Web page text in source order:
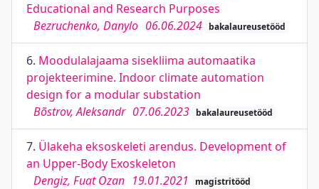
Educational and Research Purposes
Bezruchenko, Danylo 06.06.2024 bakalaureusetööd
6. Moodulalajaama sisekliima automaatika
projekteerimine. Indoor climate automation
design for a modular substation
Bõstrov, Aleksandr 07.06.2023 bakalaureusetööd
7. Ülakeha eksoskeleti arendus. Development of
an Upper-Body Exoskeleton
Dengiz, Fuat Ozan 19.01.2021 magistritööd